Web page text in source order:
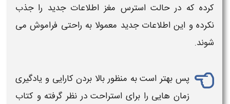
کرده که در حالت استرس مغز اطلاعات جدید را جذب
نکرده و این اطلاعات جدید معمولا به راحتی فراموش می
شوند.
پس بهتر است به منظور بالا بردن کارایی و یادگیری
زمان هایی را برای استراحت در نظر گرفته و کتاب